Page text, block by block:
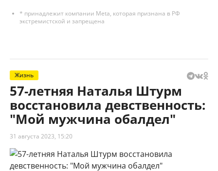
* принадлежит компании Meta, которая признана в РФ
экстремистской и запрещена
Жизнь
57-летняя Наталья Штурм
восстановила девственность:
"Мой мужчина обалдел"
31 августа 2023, 15:20